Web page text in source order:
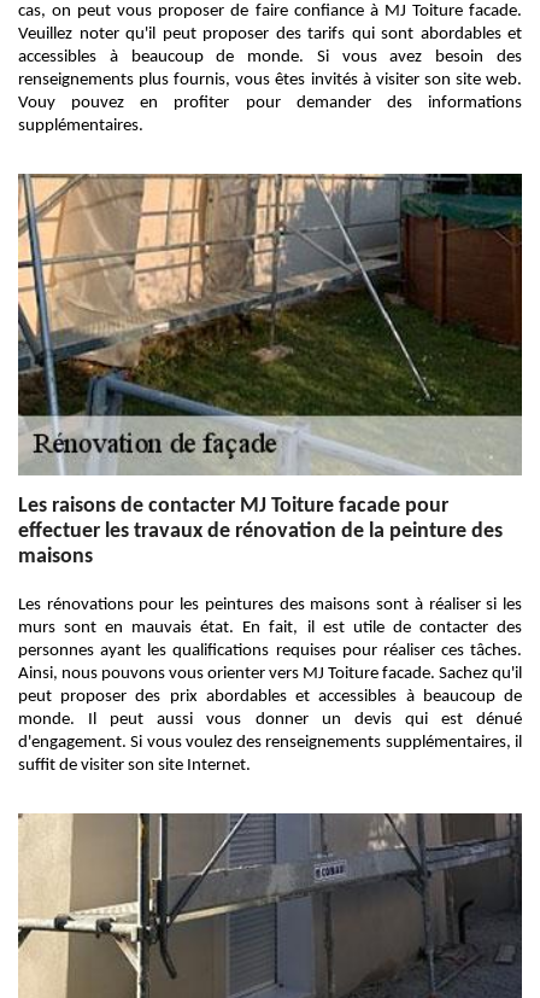
cas, on peut vous proposer de faire confiance à MJ Toiture facade.
Veuillez noter qu'il peut proposer des tarifs qui sont abordables et
accessibles à beaucoup de monde. Si vous avez besoin des
renseignements plus fournis, vous êtes invités à visiter son site web.
Vouy pouvez en profiter pour demander des informations
supplémentaires.
Les raisons de contacter MJ Toiture facade pour
effectuer les travaux de rénovation de la peinture des
maisons
Les rénovations pour les peintures des maisons sont à réaliser si les
murs sont en mauvais état. En fait, il est utile de contacter des
personnes ayant les qualifications requises pour réaliser ces tâches.
Ainsi, nous pouvons vous orienter vers MJ Toiture facade. Sachez qu'il
peut proposer des prix abordables et accessibles à beaucoup de
monde. Il peut aussi vous donner un devis qui est dénué
d'engagement. Si vous voulez des renseignements supplémentaires, il
suffit de visiter son site Internet.